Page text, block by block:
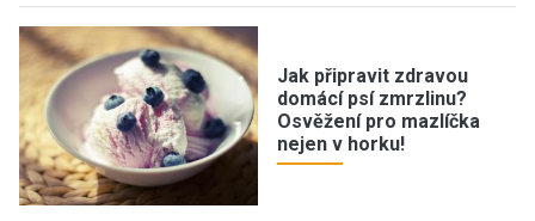
Jak připravit zdravou
domácí psí zmrzlinu?
Osvěžení pro mazlíčka
nejen v horku!